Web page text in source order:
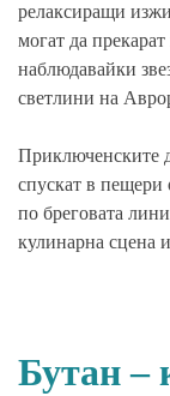
релаксиращи
могат да
наблюдавайки
светлини на
Приключенските
спускат в пещери
по бреговата
кулинарна сцена
Бутан –